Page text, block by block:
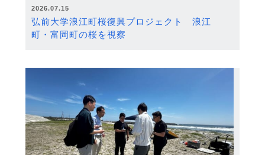
2026.07.15
弘前大学浪江町桜復興プロジェクト 浪江
町・富岡町の桜を視察